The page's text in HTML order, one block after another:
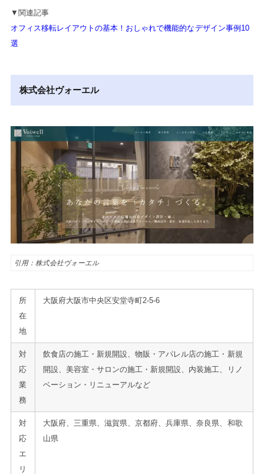
▼関連記事
オフィス移転レイアウトの基本！おしゃれで機能的なデザイン事例10
選
株式会社ヴォーエル
引用：株式会社ヴォーエル
所
在
地
大阪府大阪市中央区安堂寺町2-5-6
対
応
業
務
飲食店の施工・新規開設、物販・アパレル店の施工・新規
開設、美容室・サロンの施工・新規開設、内装施工、リノ
ベーション・リニューアルなど
対
応
エ
リ
大阪府、三重県、滋賀県、京都府、兵庫県、奈良県、和歌
山県